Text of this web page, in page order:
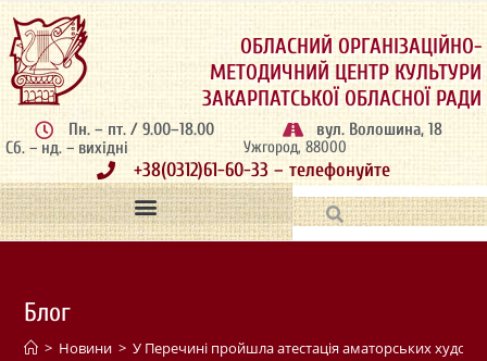
ОБЛАСНИЙ ОРГАНІЗАЦІЙНО-
МЕТОДИЧНИЙ ЦЕНТР КУЛЬТУРИ
ЗАКАРПАТСЬКОЇ ОБЛАСНОЇ РАДИ
Пн. – пт. / 9.00–18.00
Сб. – нд. – вихідні
вул. Волошина, 18
Ужгород, 88000
+38(0312)61-60-33 – телефонуйте
Блог
> Новини > У Перечині пройшла атестація аматорських